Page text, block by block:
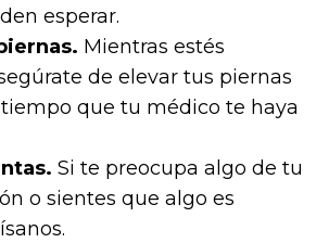
esperar.
Mientras estés
de elevar tus piernas
que tu médico te haya
Si te preocupa algo de tu
o sientes que algo es